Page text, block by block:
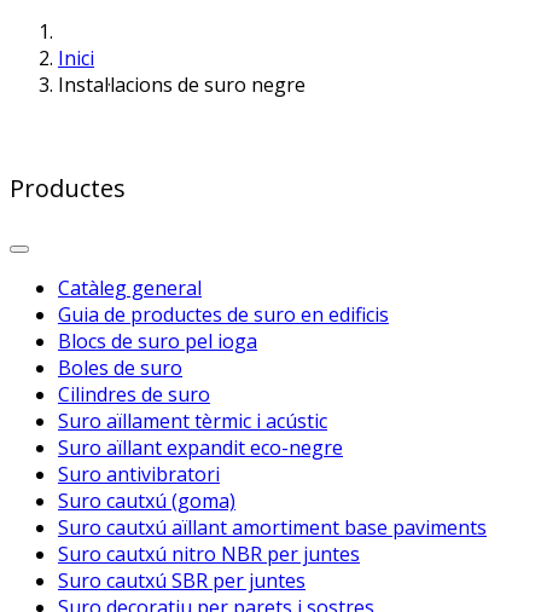
Inici
Instal·lacions de suro negre
Productes
Catàleg general
Guia de productes de suro en edificis
Blocs de suro pel ioga
Boles de suro
Cilindres de suro
Suro aïllament tèrmic i acústic
Suro aïllant expandit eco-negre
Suro antivibratori
Suro cautxú (goma)
Suro cautxú aïllant amortiment base paviments
Suro cautxú nitro NBR per juntes
Suro cautxú SBR per juntes